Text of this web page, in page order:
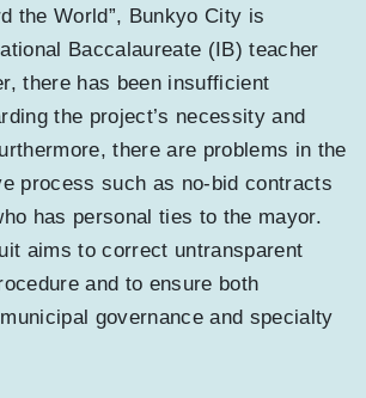
the World”, Bunkyo City is
Baccalaureate (IB) teacher
there has been insufficient
the project’s necessity and
there are problems in the
process such as no-bid contracts
has personal ties to the mayor.
aims to correct untransparent
and to ensure both
governance and specialty